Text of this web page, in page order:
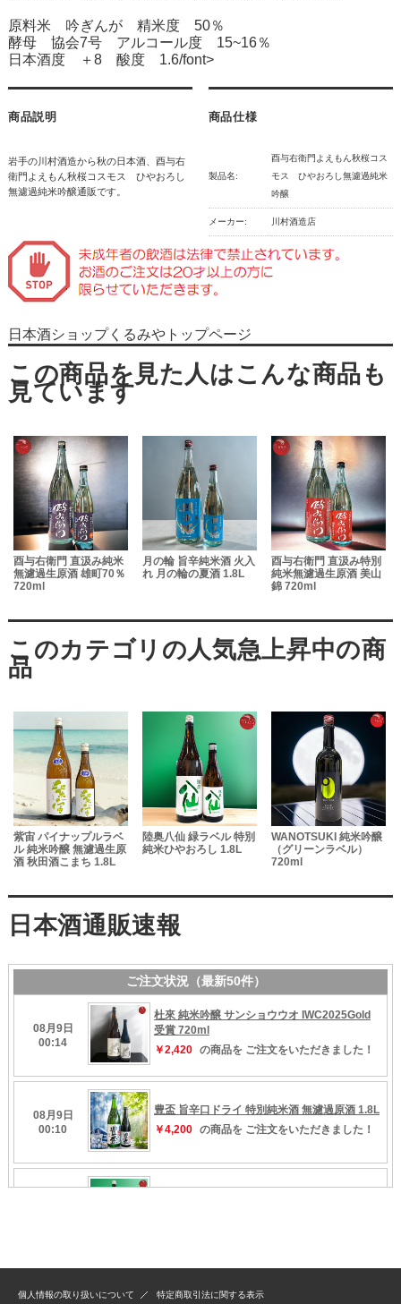
原料米 吟ぎんが 精米度 50％
酵母 協会7号 アルコール度 15~16％
日本酒度 ＋8 酸度 1.6/font>
商品説明
岩手の川村酒造から秋の日本酒、酉与右
衛門よえもん秋桜コスモス ひやおろし
無濾過純米吟醸通販です。
商品仕様
製品名:
酉与右衛門よえもん秋桜コス
モス ひやおろし無濾過純米
吟醸
メーカー: 川村酒造店
日本酒ショップくるみやトップページ
与右衛門 直汲み純米
濾過生原酒 雄町70％
月の輪 旨辛純米酒 火入
れ 月の輪の夏酒 1.8L
酉与右衛門 直汲み特別
純米無濾過生原酒 美山
錦 720ml
紫宙 パイナップルラベ
ル 純米吟醸 無濾過生原
酒 秋田酒こまち 1.8L
陸奥八仙 緑ラベル 特別
純米ひやおろし 1.8L
WANOTSUKI 純米吟醸
（グリーンラベル）
720ml
個人情報の取り扱いについて 特定商取引法に関する表示